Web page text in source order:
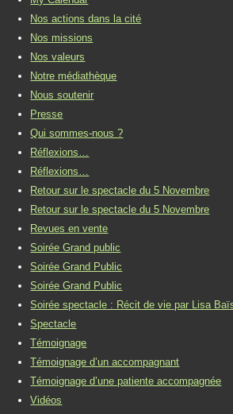
Nos actions dans la cité
Nos missions
Nos valeurs
Notre médiathèque
Nous soutenir
Presse
Qui sommes-nous ?
Réflexions…
Réflexions…
Retour sur le spectacle du 5 Novembre
Retour sur le spectacle du 5 Novembre
Revues en vente
Soirée Grand public
Soirée Grand Public
Soirée Grand Public
Soirée spectacle : Récit de vie par Lisa
Spectacle
Témoignage
Témoignage d’un accompagnant
Témoignage d’une patiente accompagnée
Vidéos